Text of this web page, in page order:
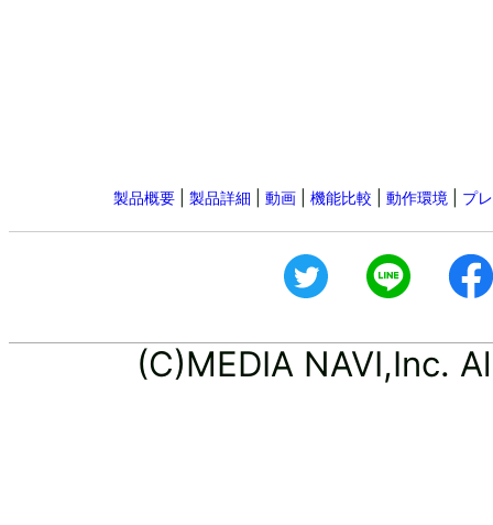
製品概要| 製品詳細 動画| 機能比較 動作環境 プ
(C)MEDIA NAVI,Inc.